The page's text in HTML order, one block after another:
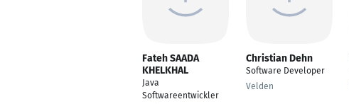
Fateh SAADA
KHELKHAL
Java
Softwareentwickler
Christian Dehn
Software Developer
Velden